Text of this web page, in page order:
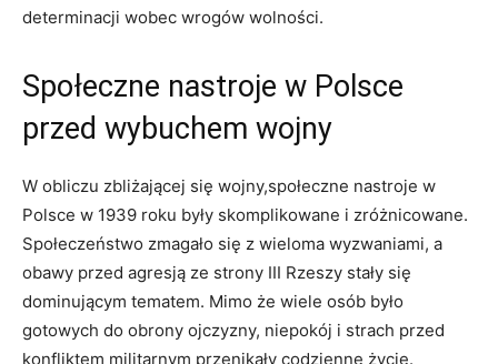
determinacji wobec wrogów wolności.
Społeczne nastroje w Polsce
⁢przed wybuchem​ wojny
W obliczu zbliżającej się wojny,społeczne nastroje w
Polsce w⁢ 1939 roku były ‍skomplikowane i zróżnicowane.
Społeczeństwo zmagało się z wieloma wyzwaniami, a
‌obawy przed agresją ze strony III Rzeszy stały się
dominującym tematem. Mimo że wiele osób było
gotowych do obrony ojczyzny,‌ niepokój i strach przed
konfliktem militarnym przenikały codzienne życie.